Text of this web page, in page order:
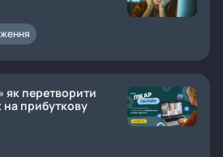
як перетворити
прибуткову